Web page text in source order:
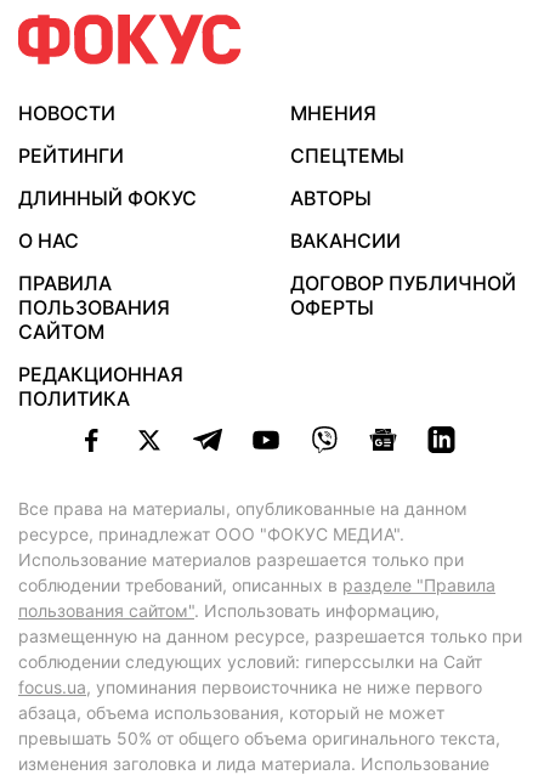
НОВОСТИ
МНЕНИЯ
РЕЙТИНГИ
СПЕЦТЕМЫ
ДЛИННЫЙ ФОКУС
АВТОРЫ
О НАС
ВАКАНСИИ
ПРАВИЛА
ПОЛЬЗОВАНИЯ
САЙТОМ
ДОГОВОР ПУБЛИЧНОЙ
ОФЕРТЫ
РЕДАКЦИОННАЯ
ПОЛИТИКА
Все права на материалы, опубликованные на данном
ресурсе, принадлежат ООО "ФОКУС МЕДИА".
Использование материалов разрешается только при
соблюдении требований, описанных в разделе "Правила
пользования сайтом". Использовать информацию,
размещенную на данном ресурсе, разрешается только при
соблюдении следующих условий: гиперссылки на Сайт
focus.ua, упоминания первоисточника не ниже первого
абзаца, объема использования, который не может
превышать 50% от общего объема оригинального текста,
изменения заголовка и лида материала. Использование